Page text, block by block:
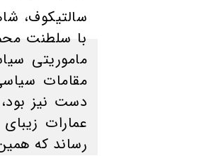
با سلطنت
ماموریتی
مقامات
دست نیز
عمارات
رساند که